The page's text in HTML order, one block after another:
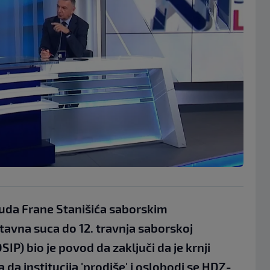
Frane Stanišića saborskim
suca do 12. travnja saborskoj
bio je povod da zaključi da je krnji
da institucija 'prodiše' i oslobodi se HDZ-